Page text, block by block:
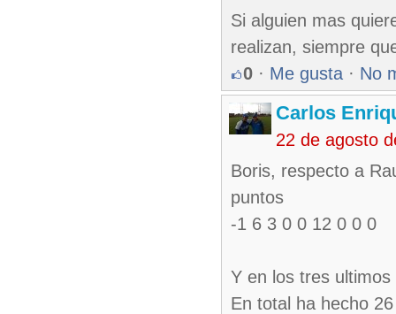
Si alguien mas
realizan, siempre
0 · Me gusta · No
Carlos
22 de agosto
Boris, respecto a
puntos
-1 6 3 0 0 12 0 0 0
Y en los tres ultimos
En total ha hecho